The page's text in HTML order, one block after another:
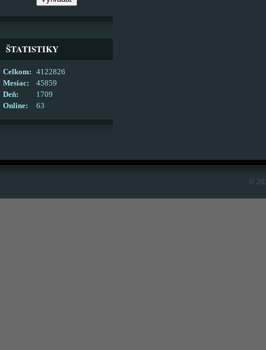
ŠTATISTIKY
Online: 63
Celkom:
4122826
Mesiac:
45859
Deň:
1709
©